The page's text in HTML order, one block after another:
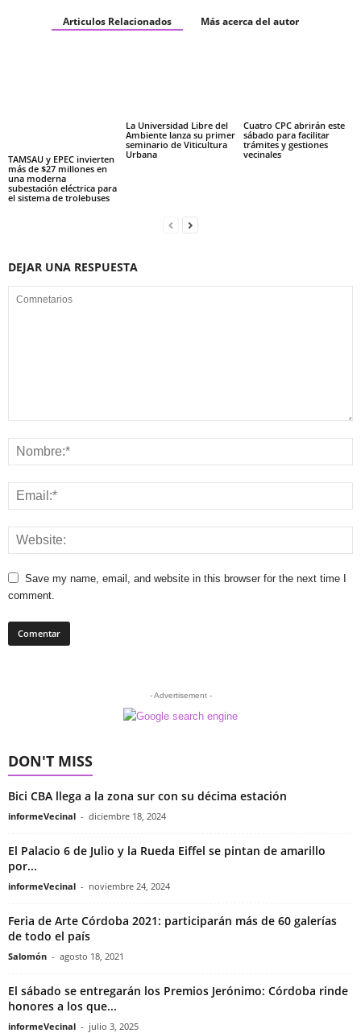
Articulos Relacionados Más acerca del autor
TAMSAU y EPEC invierten
más de $27 millones en
una moderna
subestación eléctrica para
el sistema de trolebuses
La Universidad Libre del
Ambiente lanza su primer
seminario de Viticultura
Urbana
Cuatro CPC abrirán este
sábado para facilitar
trámites y gestiones
vecinales
DEJAR UNA RESPUESTA
Save my name, email, and website in this browser for the next time I
comment.
- Advertisement -
DON'T MISS
Bici CBA llega a la zona sur con su décima estación
informeVecinal - diciembre 18, 2024
El Palacio 6 de Julio y la Rueda Eiffel se pintan de amarillo
por...
informeVecinal - noviembre 24, 2024
Feria de Arte Córdoba 2021: participarán más de 60 galerías
de todo el país
Salomón - agosto 18, 2021
El sábado se entregarán los Premios Jerónimo: Córdoba rinde
honores a los que...
informeVecinal - julio 3, 2025